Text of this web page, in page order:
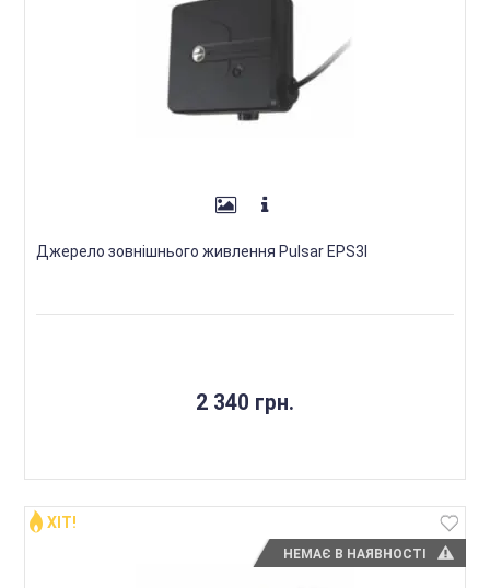
Джерело зовнішнього живлення Pulsar EPS3I
2 340 грн.
НЕМАЄ В НАЯВНОСТІ
ХІТ!